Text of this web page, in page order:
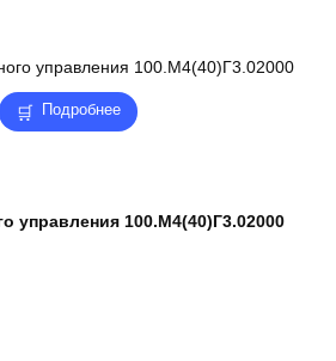
Подробнее
управления 100.М4(40)Г3.02000